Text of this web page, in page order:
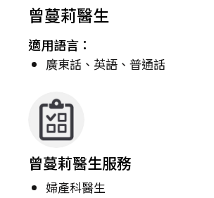
曾蔓莉醫生
適用語言：
廣東話、英語、普通話
曾蔓莉醫生服務
婦產科醫生